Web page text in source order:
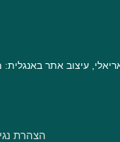
מונה אריאל
מדיניות פרטיות